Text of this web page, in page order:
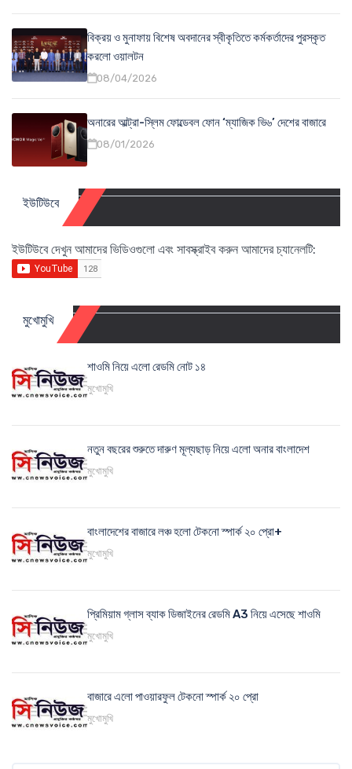
বিক্রয় ও মুনাফায় বিশেষ অবদানের স্বীকৃতিতে কর্মকর্তাদের পুরস্কৃত
করলো ওয়ালটন
08/04/2026
অনারের আল্ট্রা-স্লিম ফোল্ডেবল ফোন ‘ম্যাজিক ভি৬’ দেশের বাজারে
08/01/2026
ইউটিউবে
ইউটিউবে দেখুন আমাদের ভিডিওগুলো এবং সাবস্ক্রাইব করুন আমাদের চ্যানেলটি:
মুখোমুখি
শাওমি নিয়ে এলো রেডমি নোট ১৪
মুখোমুখি
নতুন বছরের শুরুতে দারুণ মূল্যছাড় নিয়ে এলো অনার বাংলাদেশ
মুখোমুখি
বাংলাদেশের বাজারে লঞ্চ হলো টেকনো স্পার্ক ২০ প্রো+
মুখোমুখি
প্রিমিয়াম গ্লাস ব্যাক ডিজাইনের রেডমি A3 নিয়ে এসেছে শাওমি
মুখোমুখি
বাজারে এলো পাওয়ারফুল টেকনো স্পার্ক ২০ প্রো
মুখোমুখি